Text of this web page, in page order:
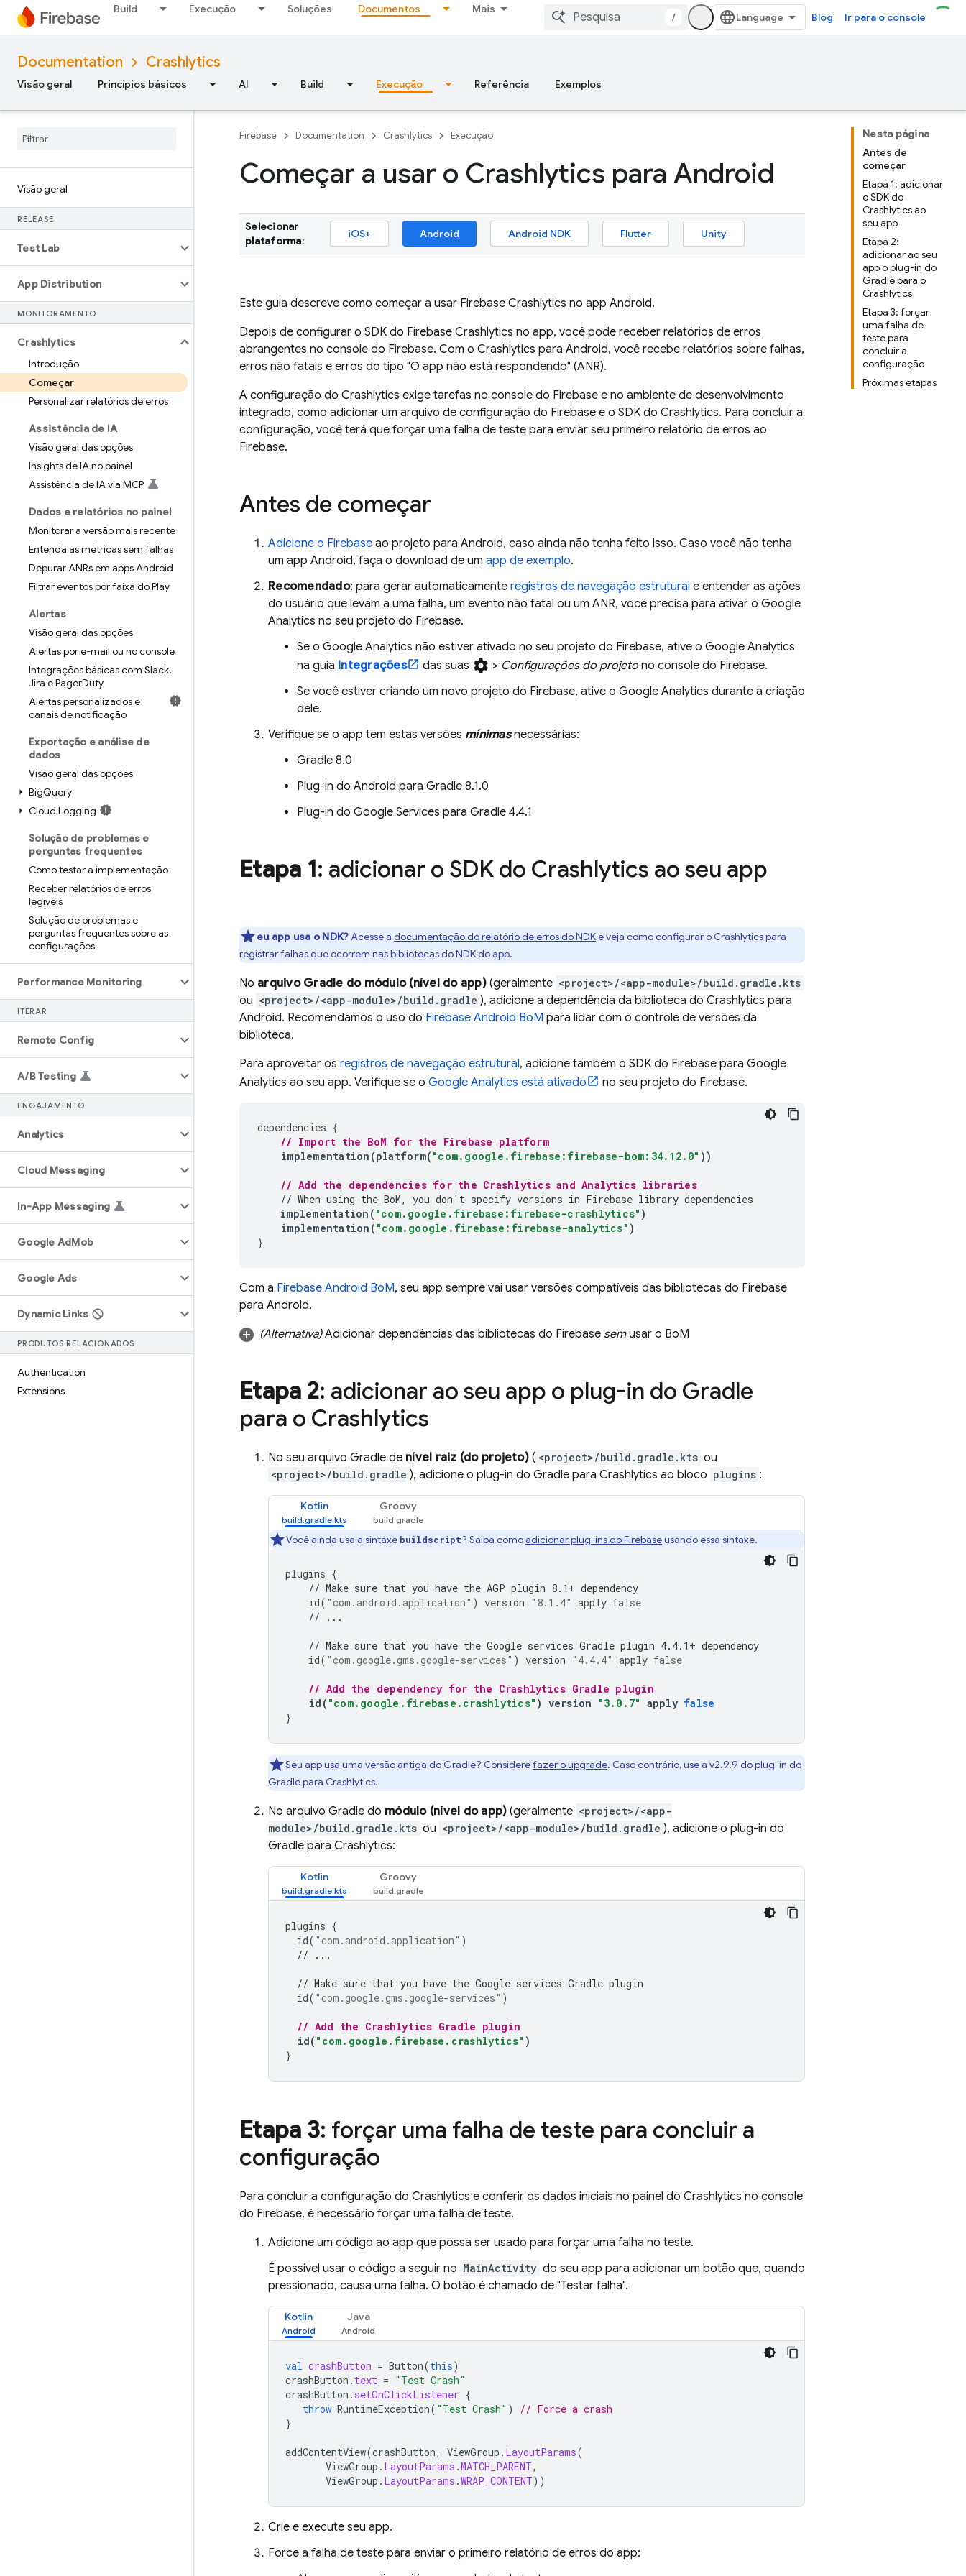
Build Execução Soluções Documentos Mais
/ Blog Ir para o console
Documentation Crashlytics
Visão geral Princípios básicos AI Build Execução Referência Exemplos
Visão geral
RELEASE
Test Lab
App Distribution
MONITORAMENTO
Crashlytics
Introdução
Começar
Personalizar relatórios de erros
Assistência de IA
Visão geral das opções
Insights de IA no painel
Assistência de IA via MCP
Dados e relatórios no painel
Monitorar a versão mais recente
Entenda as métricas sem falhas
Depurar ANRs em apps Android
Filtrar eventos por faixa do Play
Alertas
Visão geral das opções
Alertas por e-mail ou no console
Integrações básicas com Slack,
Jira e PagerDuty
Alertas personalizados e
canais de notificação
Exportação e análise de
dados
Visão geral das opções
BigQuery
Cloud Logging
Solução de problemas e
perguntas frequentes
Como testar a implementação
Receber relatórios de erros
legíveis
Solução de problemas e
perguntas frequentes sobre as
configurações
Performance Monitoring
ITERAR
Remote Config
A/B Testing
ENGAJAMENTO
Analytics
Cloud Messaging
In-App Messaging
Google AdMob
Google Ads
Dynamic Links
PRODUTOS RELACIONADOS
Authentication
Extensions
Nesta página
Antes de
começar
Etapa 1: adicionar
o SDK do
Crashlytics ao
seu app
Etapa 2:
adicionar ao seu
app o plug-in do
Gradle para o
Crashlytics
Etapa 3: forçar
uma falha de
teste para
concluir a
configuração
Próximas etapas
Firebase Documentation Crashlytics Execução
Começar a usar o Crashlytics para Android
Selecionar
plataforma:
iOS+ Android Android NDK Flutter Unity
Este guia descreve como começar a usar Firebase Crashlytics no app Android.
Depois de configurar o SDK do Firebase Crashlytics no app, você pode receber relatórios de erros
abrangentes no console do Firebase. Com o Crashlytics para Android, você recebe relatórios sobre falhas,
erros não fatais e erros do tipo "O app não está respondendo" (ANR).
A configuração do Crashlytics exige tarefas no console do Firebase e no ambiente de desenvolvimento
integrado, como adicionar um arquivo de configuração do Firebase e o SDK do Crashlytics. Para concluir a
configuração, você terá que forçar uma falha de teste para enviar seu primeiro relatório de erros ao
Firebase.
Antes de começar
Adicione o Firebase ao projeto para Android, caso ainda não tenha feito isso. Caso você não tenha
um app Android, faça o download de um app de exemplo.
Recomendado: para gerar automaticamente registros de navegação estrutural e entender as ações
do usuário que levam a uma falha, um evento não fatal ou um ANR, você precisa para ativar o Google
Analytics no seu projeto do Firebase.
Se o Google Analytics não estiver ativado no seu projeto do Firebase, ative o Google Analytics
na guia Integrações das suas settings > Configurações do projetono console do Firebase.
Se você estiver criando um novo projeto do Firebase, ative o Google Analytics durante a criação
dele.
Verifique se o app tem estas versões mínimasnecessárias:
Gradle 8.0
Plug-in do Android para Gradle 8.1.0
Plug-in do Google Services para Gradle 4.4.1
Etapa 1: adicionar o SDK do Crashlytics ao seu app
eu app usa o NDK?Acesse adocumentação do relatório de erros do NDKe veja como configurar o Crashlyticspara
registrar falhas que ocorrem nas bibliotecas do NDK do app.
No arquivo Gradle do módulo (nível do app)(geralmente <project>/<app-module>/build.gradle.kts
ou <project>/<app-module>/build.gradle ), adicione a dependência da biblioteca do Crashlytics para
Android. Recomendamos o uso do Firebase Android BoM para lidar com o controle de versões da
biblioteca.
Para aproveitar os registros de navegação estrutural, adicione também o SDK do Firebase para Google
Analytics ao seu app. Verifique se o Google Analytics está ativado no seu projeto do Firebase.
dependencies {
// Import the BoM for the Firebase platform
implementation (platform( "com.google.firebase:firebase-bom:34.12.0" ))
// Add the dependencies for the Crashlytics and Analytics libraries
// When using the BoM, you don't specify versions in Firebase library dependencies
implementation ( "com.google.firebase:firebase-crashlytics" )
implementation ( "com.google.firebase:firebase-analytics" )
}
Com a Firebase Android BoM, seu app sempre vai usar versões compatíveis das bibliotecas do Firebase
para Android.
(Alternativa)Adicionar dependências das bibliotecas do Firebase semusar o BoM
Etapa 2: adicionar ao seu app o plug-in do Gradle
para o Crashlytics
No seu arquivo Gradle de nível raiz (do projeto)( <project>/build.gradle.kts ou
<project>/build.gradle ), adicione o plug-in do Gradle para Crashlytics ao bloco plugins :
Kotlin Groovy
Você ainda usa a sintaxe buildscript? Saiba comoadicionar plug-ins do Firebaseusando essa sintaxe.
plugins {
// Make sure that you have the AGP plugin 8.1+ dependency
id( "com.android.application" ) version "8.1.4" apply false
// ...
// Make sure that you have the Google services Gradle plugin 4.4.1+ dependency
id( "com.google.gms.google-services" ) version "4.4.4" apply false
// Add the dependency for the Crashlytics Gradle plugin
id ( "com.google.firebase.crashlytics" ) version "3.0.7" apply false
}
Seu app usa uma versão antiga do Gradle? Considerefazer o upgrade. Caso contrário, use a v2.9.9 do plug-in do
Gradle para Crashlytics.
No arquivo Gradle do módulo (nível do app) (geralmente <project>/<app-
module>/build.gradle.kts ou <project>/<app-module>/build.gradle ), adicione o plug-in do
Gradle para Crashlytics:
Kotlin Groovy
plugins {
id( "com.android.application" )
// ...
// Make sure that you have the Google services Gradle plugin
id( "com.google.gms.google-services" )
// Add the Crashlytics Gradle plugin
id( "com.google.firebase.crashlytics" )
}
Etapa 3: forçar uma falha de teste para concluir a
configuração
Para concluir a configuração do Crashlytics e conferir os dados iniciais no painel do Crashlytics no console
do Firebase, é necessário forçar uma falha de teste.
Adicione um código ao app que possa ser usado para forçar uma falha no teste.
É possível usar o código a seguir no MainActivity do seu app para adicionar um botão que, quando
pressionado, causa uma falha. O botão é chamado de "Testar falha".
Kotlin Java
val crashButton = Button(this)
crashButton . text = "Test Crash"
crashButton . setOnClickListener {
throw RuntimeException( "Test Crash" )
// Force a crash
}
addContentView(crashButton, ViewGroup . LayoutParams(
ViewGroup . LayoutParams .MATCH_PARENT,
ViewGroup . LayoutParams .WRAP_CONTENT))
Crie e execute seu app.
Force a falha de teste para enviar o primeiro relatório de erros do app: